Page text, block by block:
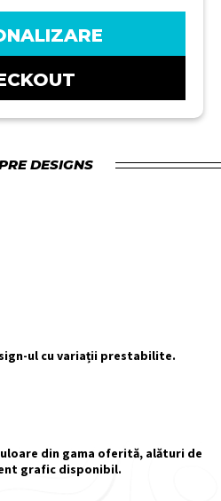
DESIGNS
ul cu variații prestabilite.
din gama oferită, alături de
grafic disponibil.